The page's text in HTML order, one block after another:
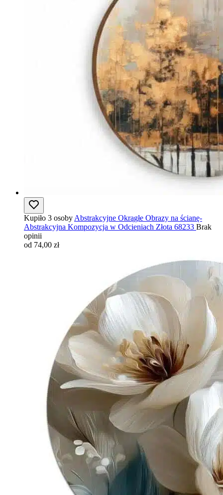
Kupiło 3 osoby Abstrakcyjne Okrągłe Obrazy na ścianę-
Abstrakcyjna Kompozycja w Odcieniach Złota 68233 Brak
opinii
od 74,00 zł